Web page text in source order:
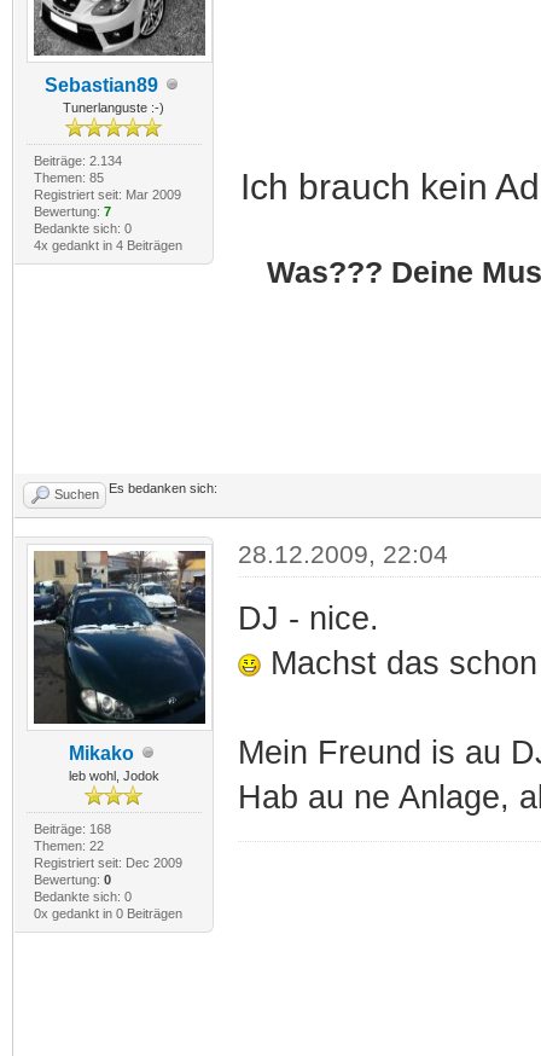
Sebastian89
Tunerlanguste :-)
Beiträge: 2.134
Themen: 85
Registriert seit: Mar 2009
Bewertung: 7
Bedankte sich: 0
4x gedankt in 4 Beiträgen
Ich brauch kein
Was??? Deine
Suchen Es bedanken sich:
Mikako
leb wohl, Jodok
Beiträge: 168
Themen: 22
Registriert seit: Dec 2009
Bewertung: 0
Bedankte sich: 0
0x gedankt in 0 Beiträgen
28.12.2009, 22:04
DJ - nice.
Machst das
Mein Freund is au
Hab au ne Anlage,